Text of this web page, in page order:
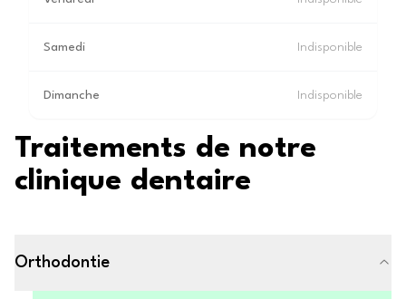
Samedi Indisponible
Dimanche Indisponible
Traitements de notre
clinique dentaire
Orthodontie